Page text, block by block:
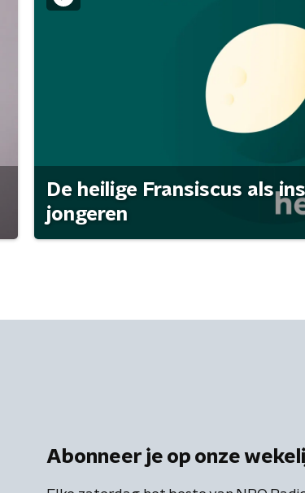
De heilige Fransiscus als
jongeren
Abonneer je op onze